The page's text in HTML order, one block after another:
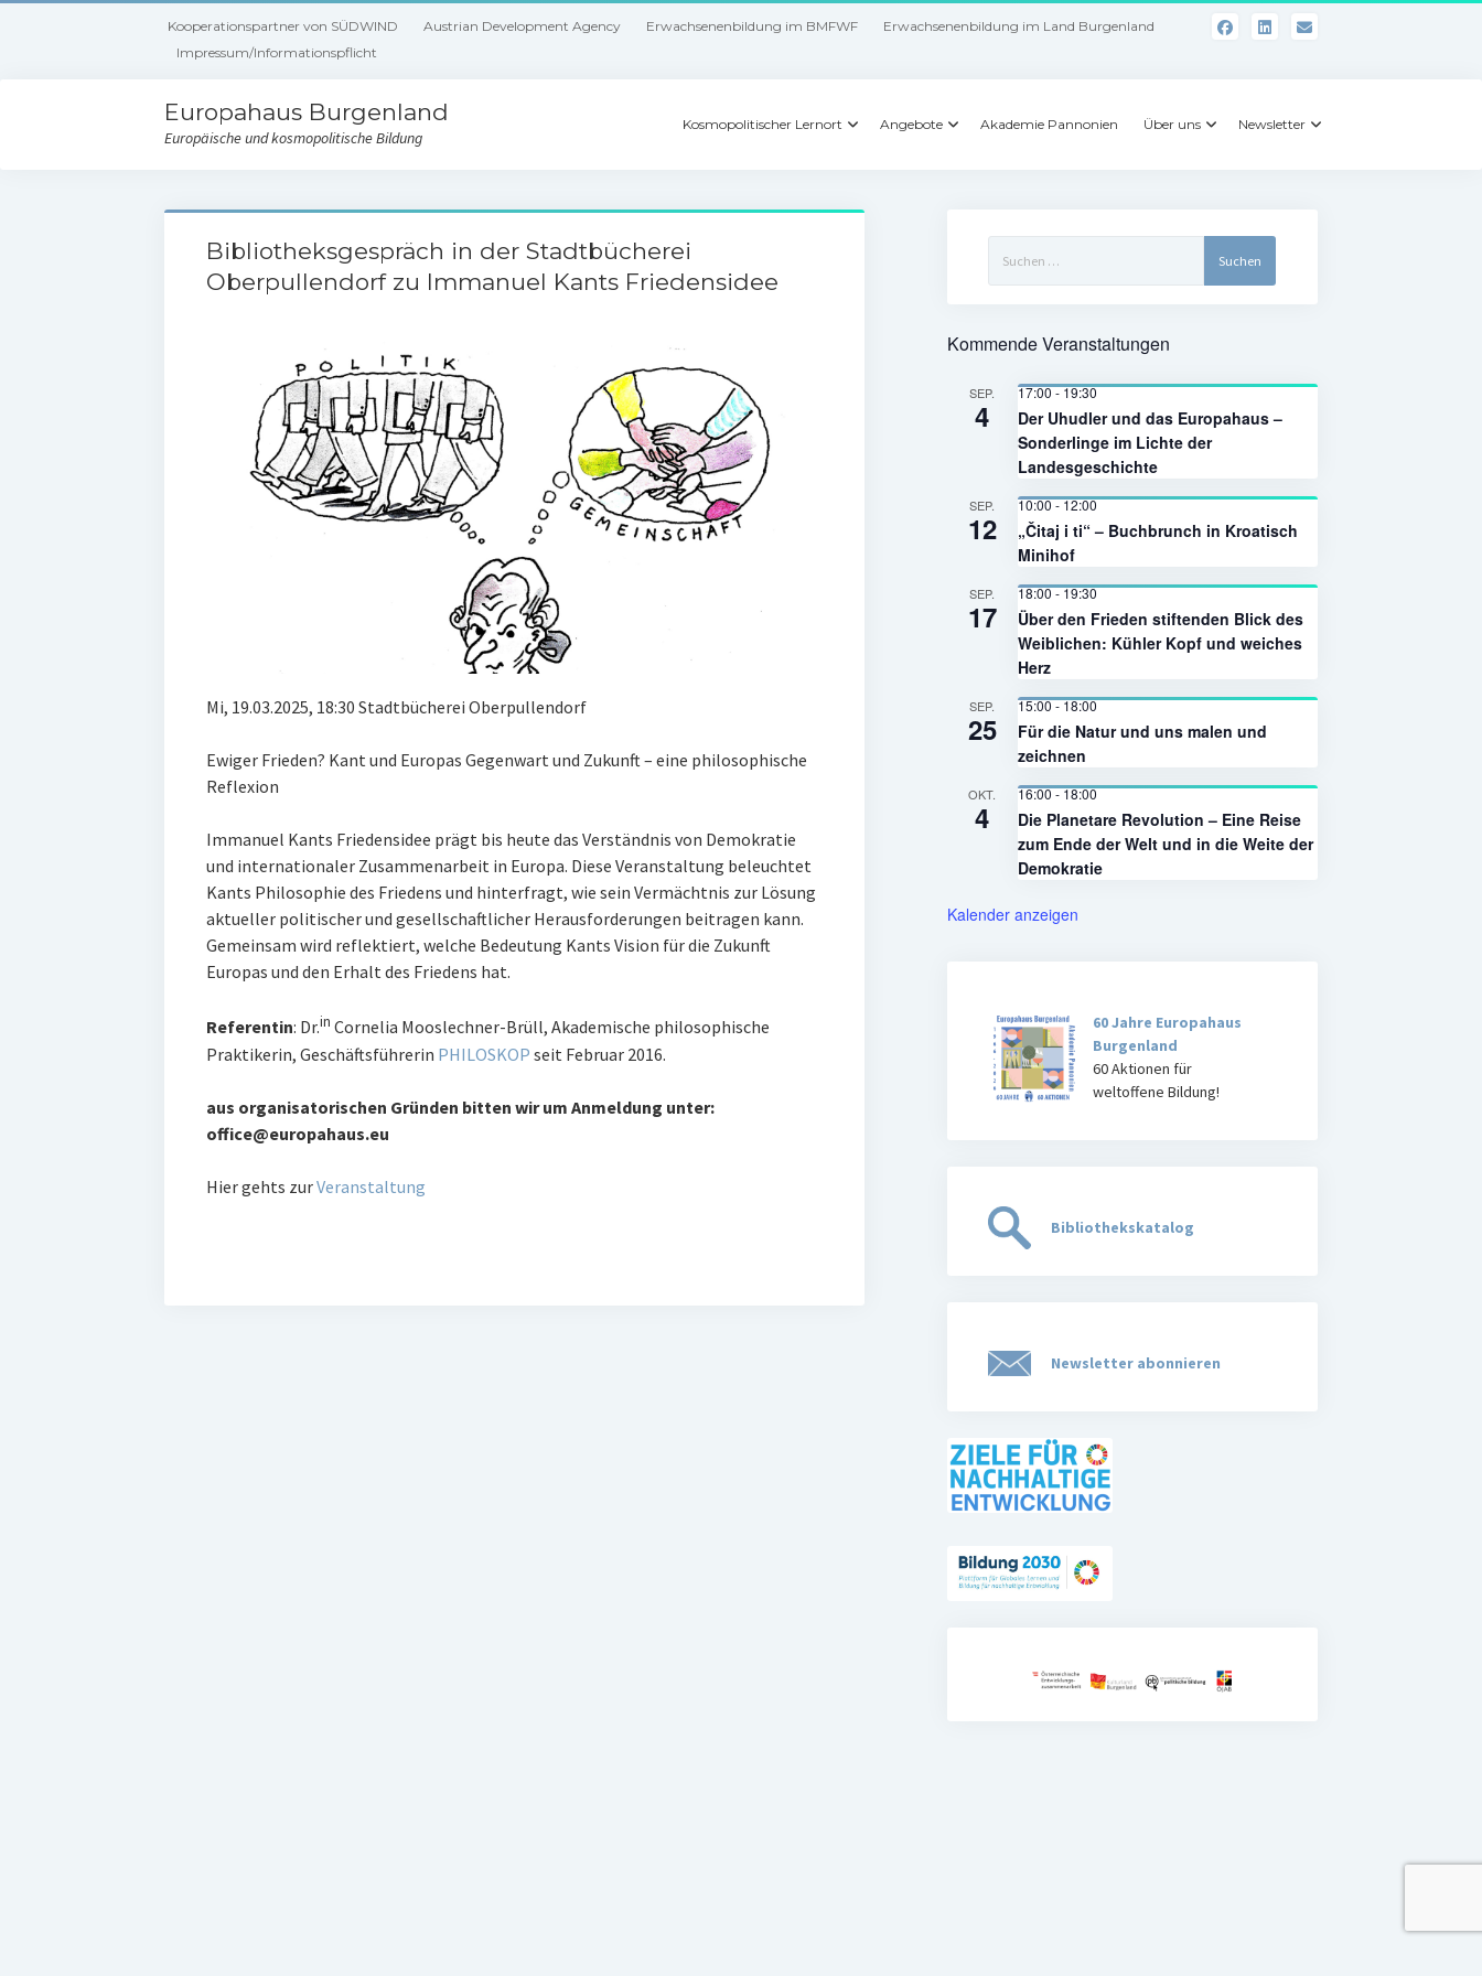
Kooperationspartner von SÜDWIND Austrian Development Agency Erwachsenenbildung im BMFWF
Erwachsenenbildung im Land Burgenland
Impressum/Informationspflicht
Europahaus Burgenland
Europäische und kosmopolitische Bildung
Kosmopolitischer Lernort Angebote Akademie Pannonien Über uns Newsletter
Bibliotheksgespräch in der Stadtbücherei
Oberpullendorf zu Immanuel Kants Friedensidee
Mi, 19.03.2025, 18:30 Stadtbücherei Oberpullendorf
Ewiger Frieden? Kant und Europas Gegenwart und Zukunft – eine philosophische
Reflexion
Immanuel Kants Friedensidee prägt bis heute das Verständnis von Demokratie
und internationaler Zusammenarbeit in Europa. Diese Veranstaltung beleuchtet
Kants Philosophie des Friedens und hinterfragt, wie sein Vermächtnis zur Lösung
aktueller politischer und gesellschaftlicher Herausforderungen beitragen kann.
Gemeinsam wird reflektiert, welche Bedeutung Kants Vision für die Zukunft
Europas und den Erhalt des Friedens hat.
Referentin: Dr.in Cornelia Mooslechner-Brüll, Akademische philosophische
Praktikerin, Geschäftsführerin PHILOSKOP seit Februar 2016.
aus organisatorischen Gründen bitten wir um Anmeldung unter:
office@europahaus.eu
Hier gehts zurVeranstaltung
nach:
Kommende Veranstaltungen
SEP.
4
17:00-19:30
Der Uhudler und das Europahaus –
Sonderlinge im Lichte der
Landesgeschichte
SEP.
12
10:00-12:00
„Čitaj i ti“ – Buchbrunch in Kroatisch
Minihof
SEP.
17
18:00-19:30
Über den Frieden stiftenden Blick des
Weiblichen: Kühler Kopf und weiches
Herz
SEP.
25
15:00-18:00
Für die Natur und uns malen und
zeichnen
OKT.
4
16:00-18:00
Die Planetare Revolution – Eine Reise
zum Ende der Welt und in die Weite der
Demokratie
Kalender anzeigen
60 Jahre Europahaus
Burgenland
60 Aktionen für
weltoffene Bildung!
Bibliothekskatalog
Newsletter abonnieren